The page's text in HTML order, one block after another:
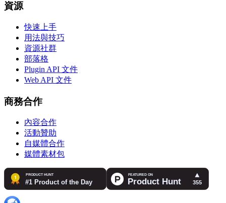
資源
快速上手
用法與技巧
資源社群
部落格
Plugin API 文件
Web API 文件
商務合作
內容合作
活動贊助
自媒體合作
媒體素材包